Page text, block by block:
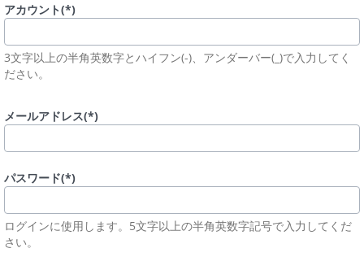
アカウント(*)
3文字以上の半角英数字とハイフン(-)、アンダーバー(_)で入力してく
ださい。
メールアドレス(*)
パスワード(*)
ログインに使用します。5文字以上の半角英数字記号で入力してくだ
さい。